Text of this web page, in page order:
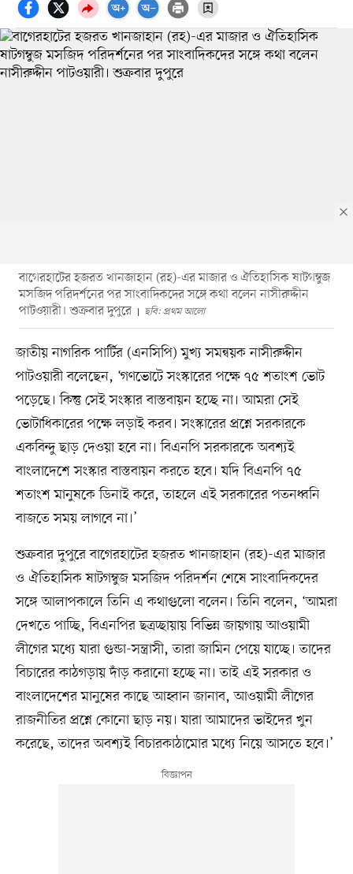
বাগেরহাটের হজরত খানজাহান (রহ)-এর মাজার ও ঐতিহাসিক ষাটগম্বুজ
মসজিদ পরিদর্শনের পর সাংবাদিকদের সঙ্গে কথা বলেন নাসীরুদ্দীন
পাটওয়ারী। শুক্রবার দুপুরে
ছবি: প্রথম আলো
জাতীয় নাগরিক পার্টির (এনসিপি) মুখ্য সমন্বয়ক নাসীরুদ্দীন
পাটওয়ারী বলেছেন, ‘গণভোটে সংস্কারের পক্ষে ৭৫ শতাংশ ভোট
পড়েছে। কিন্তু সেই সংস্কার বাস্তবায়ন হচ্ছে না। আমরা সেই
ভোটাধিকারের পক্ষে লড়াই করব। সংস্কারের প্রশ্নে সরকারকে
একবিন্দু ছাড় দেওয়া হবে না। বিএনপি সরকারকে অবশ্যই
বাংলাদেশে সংস্কার বাস্তবায়ন করতে হবে। যদি বিএনপি ৭৫
শতাংশ মানুষকে ডিনাই করে, তাহলে এই সরকারের পতনধ্বনি
বাজতে সময় লাগবে না।’
শুক্রবার দুপুরে বাগেরহাটের হজরত খানজাহান (রহ)-এর মাজার
ও ঐতিহাসিক ষাটগম্বুজ মসজিদ পরিদর্শন শেষে সাংবাদিকদের
সঙ্গে আলাপকালে তিনি এ কথাগুলো বলেন। তিনি বলেন, ‘আমরা
দেখতে পাচ্ছি, বিএনপির ছত্রচ্ছায়ায় বিভিন্ন জায়গায় আওয়ামী
লীগের মধ্যে যারা গুন্ডা-সন্ত্রাসী, তারা জামিন পেয়ে যাচ্ছে। তাদের
বিচারের কাঠগড়ায় দাঁড় করানো হচ্ছে না। তাই এই সরকার ও
বাংলাদেশের মানুষের কাছে আহ্বান জানাব, আওয়ামী লীগের
রাজনীতির প্রশ্নে কোনো ছাড় নয়। যারা আমাদের ভাইদের খুন
করেছে, তাদের অবশ্যই বিচারকাঠামোর মধ্যে নিয়ে আসতে হবে।’